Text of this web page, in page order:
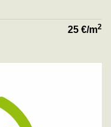
25 €/m2